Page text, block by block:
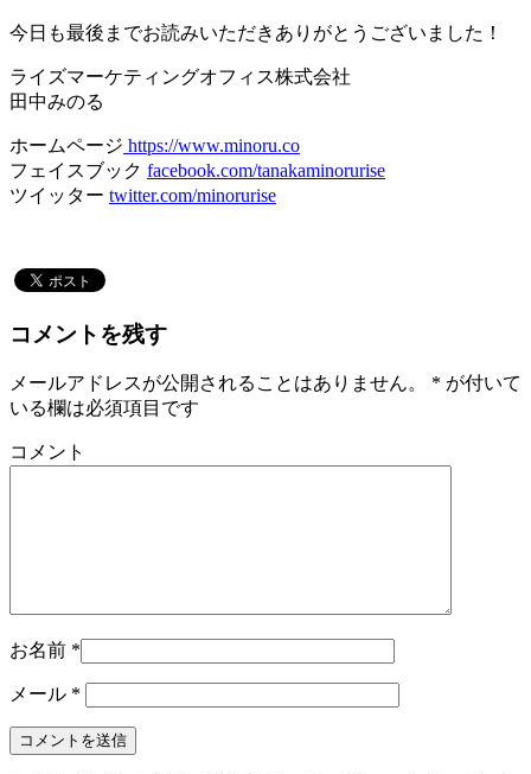
今日も最後までお読みいただきありがとうございました！
ライズマーケティングオフィス株式会社
田中みのる
ホームページ https://www.minoru.co
フェイスブック facebook.com/tanakaminorurise
ツイッター twitter.com/minorurise
コメントを残す
メールアドレスが公開されることはありません。 * が付いて
いる欄は必須項目です
コメント
お名前 *
メール *